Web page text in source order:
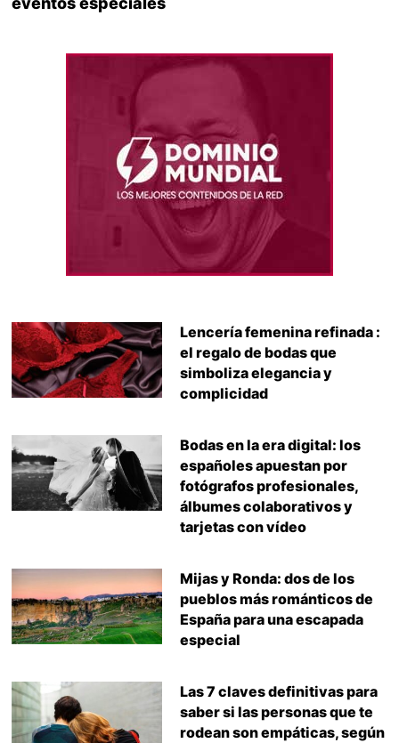
Lencería femenina refinada :
el regalo de bodas que
simboliza elegancia y
complicidad
Bodas en la era digital: los
españoles apuestan por
fotógrafos profesionales,
álbumes colaborativos y
tarjetas con vídeo
Mijas y Ronda: dos de los
pueblos más románticos de
España para una escapada
especial
Las 7 claves definitivas para
saber si las personas que te
rodean son empáticas, según